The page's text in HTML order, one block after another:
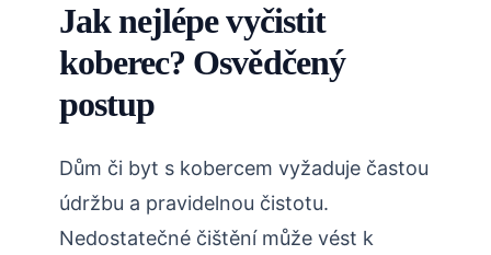
Jak nejlépe vyčistit
koberec? Osvědčený
postup
Dům či byt s kobercem vyžaduje častou
údržbu a pravidelnou čistotu.
Nedostatečné čištění může vést k